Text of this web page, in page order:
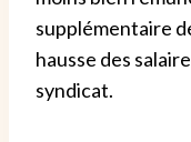
supplémentaire
hausse des
syndicat.